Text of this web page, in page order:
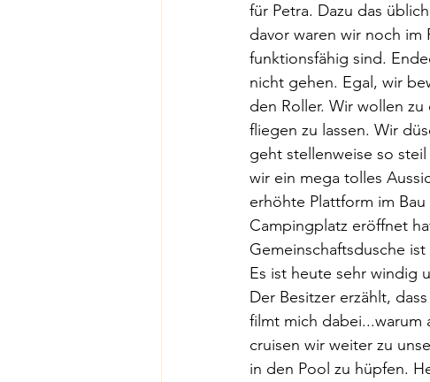
für Petra. Dazu das
davor waren wir noch
funktionsfähig sind.
nicht gehen. Egal, wir
den Roller. Wir wollen
fliegen zu lassen. Wir
geht stellenweise so
wir ein mega tolles
erhöhte Plattform im
Campingplatz eröffnet
Gemeinschaftsdusche
Es ist heute sehr windig
Der Besitzer erzählt,
filmt mich dabei...warum
cruisen wir weiter zu
in den Pool zu hüpfen.